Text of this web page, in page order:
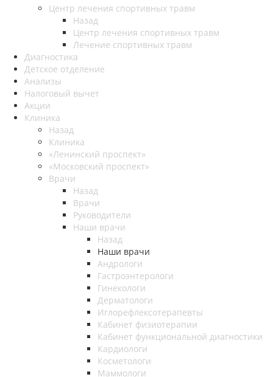
Центр лечения спортивных травм
Назад
Центр лечения спортивных травм
Лечение спортивных травм
Диагностика
Детское отделение
Анализы
Налоговый вычет
Акции
Клиника
Назад
Клиника
«Ленинский проспект»
«Московский проспект»
Врачи
Назад
Врачи
Руководители
Наши врачи
Назад
Наши врачи
Андрологи
Гастроэнтерологи
Гинекологи
Дерматологи
Иглорефлексотерапевты
Кабинет физиотерапии
Кабинет функциональной диагностики
Кардиологи
Косметологи
Маммологи